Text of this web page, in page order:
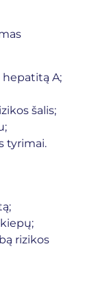
A;
šalis;
tyrimai.
rizikos